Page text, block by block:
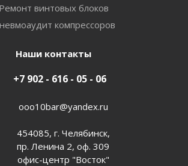
Ремонт винтовых блоков
компрессоров
Наши контакты
+7 902 - 616 - 05 - 06
ooo10bar@yandex.ru
454085, г. Челябинск,
пр. Ленина 2, оф. 309
офис-центр "Восток"